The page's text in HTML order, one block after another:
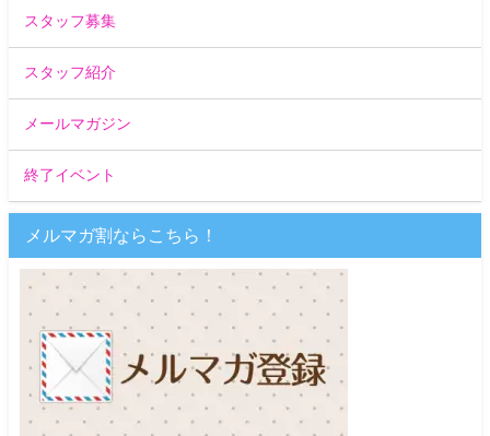
スタッフ募集
スタッフ紹介
メールマガジン
終了イベント
メルマガ割ならこちら！